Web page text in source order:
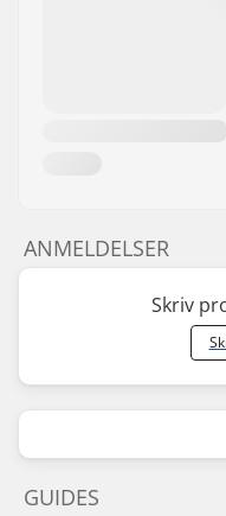
ANMELDELSER
Skriv
GUIDES